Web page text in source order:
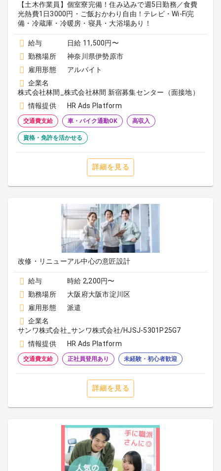
【土木作業員】個室寮完備！住み込みで週5日勤務／食費
光熱費1日3000円・ご飯おかわり自由！テレビ・Wi-Fi完
備・冷蔵庫・冷暖房・寝具・大浴場あり！
給与
日給 11,500円〜
勤務場所
神奈川県伊勢原市
雇用形態
アルバイト
企業名
株式会社林間_株式会社林間 新宿募集センター（面接地）
情報提供
HR Ads Platform
交通費支給 車・バイク通勤OK 高収入
資格・免許を活かせる
詳細を見る
改修・リニューアル中心の意匠設計
給与
時給 2,200円〜
勤務場所
大阪府大阪市淀川区
雇用形態
派遣
企業名
サンワ株式会社_サンワ株式会社/HJSJ-5301P25G7
情報提供
HR Ads Platform
交通費支給 正社員登用あり 未経験・初心者歓迎
詳細を見る